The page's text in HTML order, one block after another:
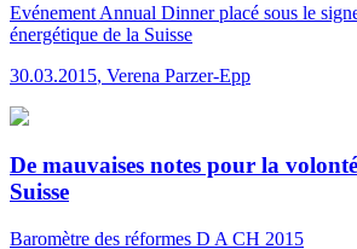
Evénement Annual Dinner placé sous le
énergétique de la Suisse
30.03.2015, Verena Parzer-Epp
De mauvaises notes pour la
Suisse
Baromètre des réformes D A CH 2015